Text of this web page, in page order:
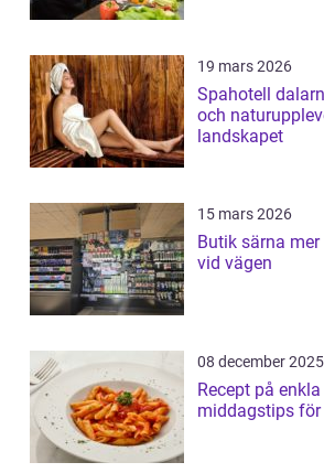
19 mars 2026
Spahotell dalarna stillhet,
och
landskapet
15 mars 2026
Butik särna mer än bara en mack
vid vägen
08 december 2025
Recept på
middagstips för